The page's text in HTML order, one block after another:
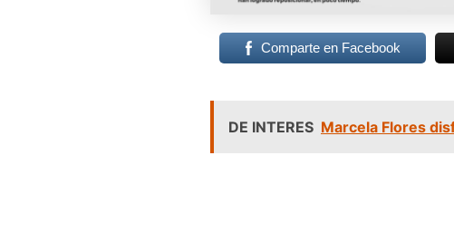
Comparte en Facebook
DE INTERES Marcela Flores